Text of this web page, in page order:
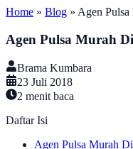
Home » Blog » Agen
Agen Pulsa Murah
Brama Kumbara
23 Juli 2018
2 menit baca
Daftar Isi
Agen Pulsa Murah